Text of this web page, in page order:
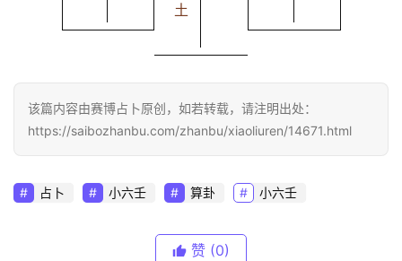
土
该篇内容由赛博占卜原创，如若转载，请注明出处：
https://saibozhanbu.com/zhanbu/xiaoliuren/14671.html
占卜 小六壬 算卦 小六壬
赞 (0)